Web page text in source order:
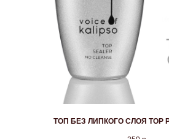
ТОП БЕЗ ЛИПКОГО СЛОЯ TOP